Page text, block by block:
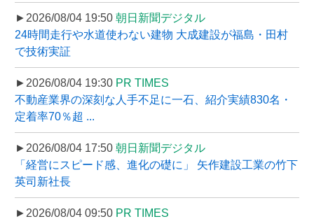
►2026/08/04 19:50 朝日新聞デジタル
24時間走行や水道使わない建物 大成建設が福島・田村
で技術実証
►2026/08/04 19:30 PR TIMES
不動産業界の深刻な人手不足に一石、紹介実績830名・
定着率70％超 ...
►2026/08/04 17:50 朝日新聞デジタル
「経営にスピード感、進化の礎に」 矢作建設工業の竹下
英司新社長
►2026/08/04 09:50 PR TIMES